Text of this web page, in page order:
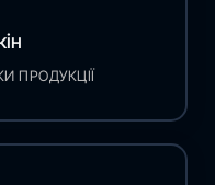
ПРОДУКЦІЇ